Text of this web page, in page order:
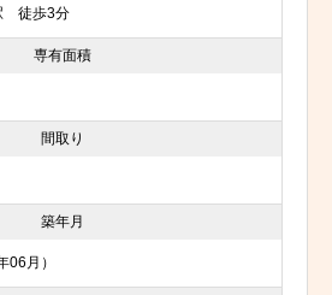
徒歩3分
専有面積
間取り
築年月
06月）